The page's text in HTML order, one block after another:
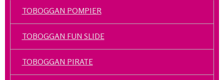
TOBOGGAN POMPIER
TOBOGGAN FUN SLIDE
TOBOGGAN PIRATE